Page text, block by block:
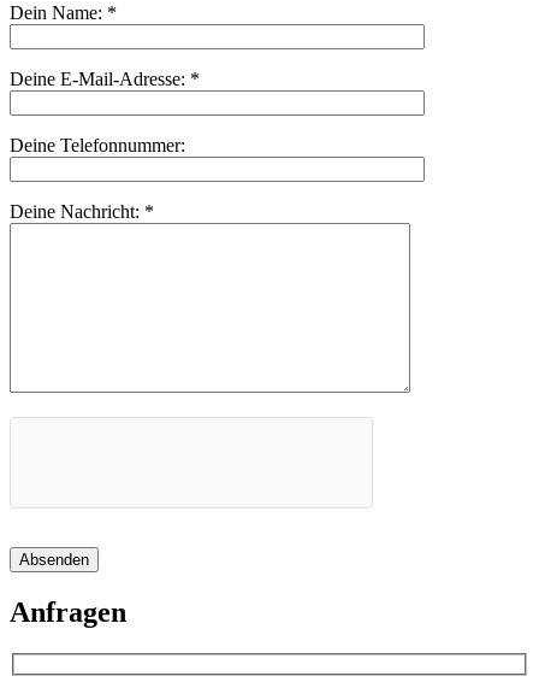
Dein Name: *
Deine E-Mail-Adresse: *
Deine Telefonnummer:
Deine Nachricht: *
Absenden
Anfragen